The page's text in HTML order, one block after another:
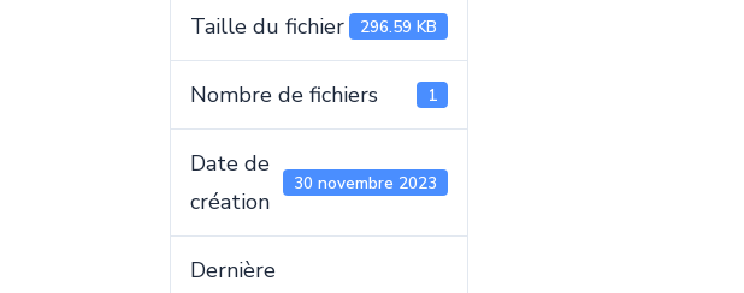
Taille du fichier 296.59 KB
Nombre de fichiers 1
Date de
création
30 novembre 2023
Dernière